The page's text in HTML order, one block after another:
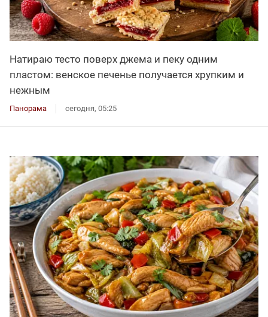
Натираю тесто поверх джема и пеку одним
пластом: венское печенье получается хрупким и
нежным
Панорама сегодня, 05:25